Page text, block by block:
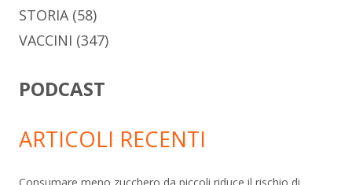
STORIA (58)
VACCINI (347)
PODCAST
ARTICOLI RECENTI